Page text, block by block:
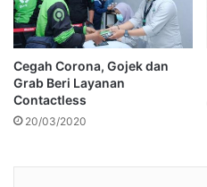
Cegah Corona, Gojek dan
Grab Beri Layanan
Contactless
20/03/2020